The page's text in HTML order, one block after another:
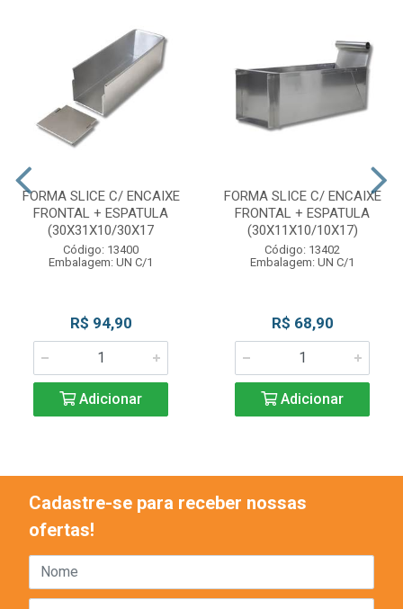
FORMA SLICE C/ ENCAIXE
FRONTAL + ESPATULA
(30X31X10/30X17
Código: 13400
Embalagem: UN C/1
R$ 94,90
Adicionar
FORMA SLICE C/ ENCAIXE
FRONTAL + ESPATULA
(30X11X10/10X17)
Código: 13402
Embalagem: UN C/1
R$ 68,90
Adicionar
Cadastre-se para receber nossas
ofertas!